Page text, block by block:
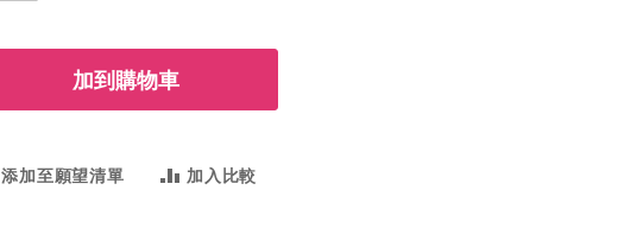
加到購物車
添加至願望清單 加入比較